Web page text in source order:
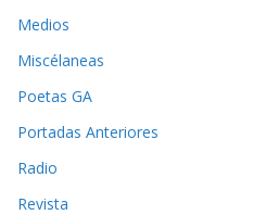
Medios
Miscélaneas
Poetas GA
Portadas Anteriores
Radio
Revista